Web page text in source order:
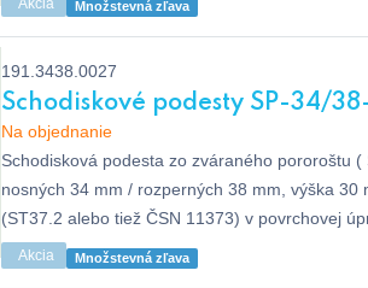
Akcia Množstevná zľava
191.3438.0027
Schodiskové podesty SP-34/
Na objednanie
Schodisková podesta zo zváraného pororoštu
nosných 34 mm / rozperných 38 mm, výška 30
(ST37.2 alebo tiež ČSN 11373) v povrchovej
dle EN ISO 1461, bez protišmyku.
Akcia Množstevná zľava